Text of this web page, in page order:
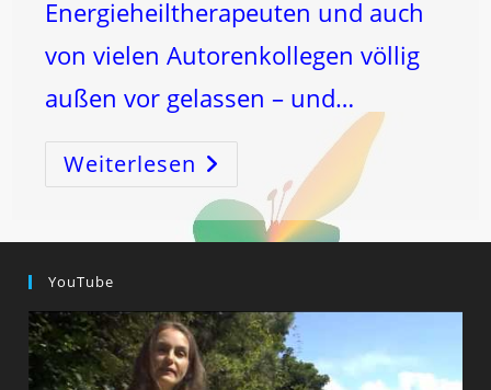
Energieheiltherapeuten und auch
von vielen Autorenkollegen völlig
außen vor gelassen – und…
Weiterlesen Ge-
DANK-
En
YouTube